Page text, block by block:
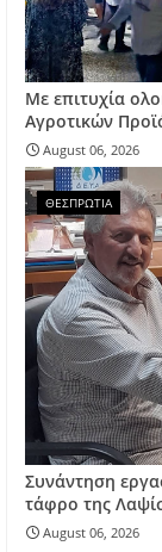
Με επιτυχία
Αγροτικών
August 06, 2026
ΘΕΣΠΡΩΤΙΑ
Συνάντηση
τάφρο της
August 06, 2026